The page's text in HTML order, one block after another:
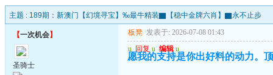
主题 : 189期：新澳门【幻境寻宝】‰最牛精装▇【稳中金牌六肖】▇永不止步
【一次机会】
圣骑士
板凳 发表于: 2026-07-08 01:43
u 回复 u 编辑 u
愿我的支持是你出好料的动力